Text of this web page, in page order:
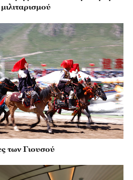
των Γιουσού